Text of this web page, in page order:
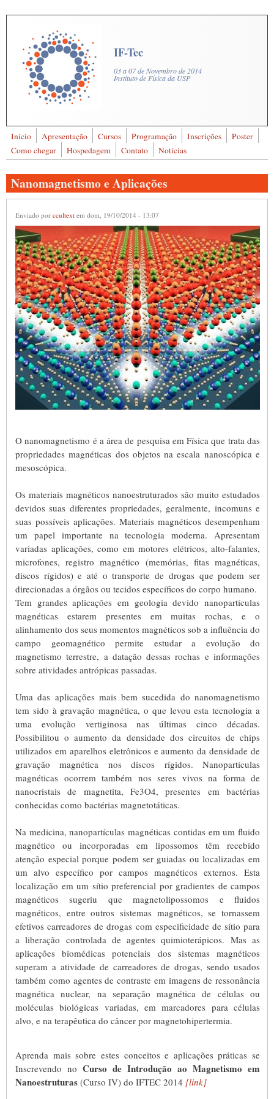
Pular para o conteúdo principal
IF-Tec
03 a 07 de Novembro de 2014
Instituto de Física da USP
Formulário de busca
Buscar
Início Apresentação Cursos Programação Inscrições
Poster
Como chegar
Hospedagem Contato Notícias
Nanomagnetismo e Aplicações
Enviado por ccultext em dom, 19/10/2014 - 13:07
O nanomagnetismo é a área de pesquisa em Física que trata das
propriedades magnéticas dos objetos na escala nanoscópica e
mesoscópica.
Os materiais magnéticos nanoestruturados são muito estudados
devidos suas diferentes propriedades, geralmente, incomuns e
suas possíveis aplicações. Materiais magnéticos desempenham
um papel importante na tecnologia moderna. Apresentam
variadas aplicações, como em motores elétricos, alto-falantes,
microfones, registro magnético (memórias, fitas magnéticas,
discos rígidos) e até o transporte de drogas que podem ser
direcionadas a órgãos ou tecidos específicos do corpo humano.
Tem grandes aplicações em geologia devido nanopartículas
magnéticas estarem presentes em muitas rochas, e o
alinhamento dos seus momentos magnéticos sob a influência do
campo geomagnético permite estudar a evolução do
magnetismo terrestre, a datação dessas rochas e informações
sobre atividades antrópicas passadas.
Uma das aplicações mais bem sucedida do nanomagnetismo
tem sido à gravação magnética, o que levou esta tecnologia a
uma evolução vertiginosa nas últimas cinco décadas.
Possibilitou o aumento da densidade dos circuitos de chips
utilizados em aparelhos eletrônicos e aumento da densidade de
gravação magnética nos discos rígidos. Nanopartículas
magnéticas ocorrem também nos seres vivos na forma de
nanocristais de magnetita, Fe3O4, presentes em bactérias
conhecidas como bactérias magnetotáticas.
Na medicina, nanopartículas magnéticas contidas em um fluido
magnético ou incorporadas em lipossomos têm recebido
atenção especial porque podem ser guiadas ou localizadas em
um alvo específico por campos magnéticos externos. Esta
localização em um sítio preferencial por gradientes de campos
magnéticos sugeriu que magnetolipossomos e fluidos
magnéticos, entre outros sistemas magnéticos, se tornassem
efetivos carreadores de drogas com especificidade de sítio para
a liberação controlada de agentes quimioterápicos. Mas as
aplicações biomédicas potenciais dos sistemas magnéticos
superam a atividade de carreadores de drogas, sendo usados
também como agentes de contraste em imagens de ressonância
magnética nuclear, na separação magnética de células ou
moléculas biológicas variadas, em marcadores para células
alvo, e na terapêutica do câncer por magnetohipertermia.
Aprenda mais sobre estes conceitos e aplicações práticas se
Inscrevendo no Curso de Introdução ao Magnetismo em
Nanoestruturas (Curso IV) do IFTEC 2014 [link]